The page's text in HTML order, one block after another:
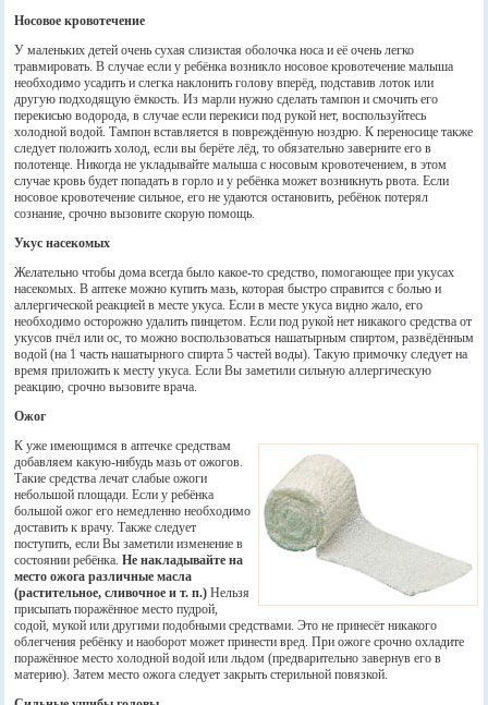
Носовое кровотечение
У маленьких детей очень сухая слизистая оболочка носа и её очень легко
травмировать. В случае если у ребёнка возникло носовое кровотечение малыша
необходимо усадить и слегка наклонить голову вперёд, подставив лоток или
другую подходящую ёмкость. Из марли нужно сделать тампон и смочить его
перекисью водорода, в случае если перекиси под рукой нет, воспользуйтесь
холодной водой. Тампон вставляется в повреждённую ноздрю. К переносице также
следует положить холод, если вы берёте лёд, то обязательно заверните его в
полотенце. Никогда не укладывайте малыша с носовым кровотечением, в этом
случае кровь будет попадать в горло и у ребёнка может возникнуть рвота. Если
носовое кровотечение сильное, его не удаются остановить, ребёнок потерял
сознание, срочно вызовите скорую помощь.
Укус насекомых
Желательно чтобы дома всегда было какое-то средство, помогающее при укусах
насекомых. В аптеке можно купить мазь, которая быстро справится с болью и
аллергической реакцией в месте укуса. Если в месте укуса видно жало, его
необходимо осторожно удалить пинцетом. Если под рукой нет никакого средства от
укусов пчёл или ос, то можно воспользоваться нашатырным спиртом, развёдённым
водой (на 1 часть нашатырного спирта 5 частей воды). Такую примочку следует на
время приложить к месту укуса. Если Вы заметили сильную аллергическую
реакцию, срочно вызовите врача.
Ожог
К уже имеющимся в аптечке средствам
добавляем какую-нибудь мазь от ожогов.
Такие средства лечат слабые ожоги
небольшой площади. Если у ребёнка
большой ожог его немедленно необходимо
доставить к врачу. Также следует
поступить, если Вы заметили изменение в
состоянии ребёнка.Не накладывайте на
место ожога различные масла
(растительное, сливочное и т. п.) Нельзя
присыпать поражённое место пудрой,
содой, мукой или другими подобными средствами. Это не принесёт никакого
облегчения ребёнку и наоборот может принести вред. При ожоге срочно охладите
поражённое место холодной водой или льдом (предварительно завернув его в
материю). Затем место ожога следует закрыть стерильной повязкой.